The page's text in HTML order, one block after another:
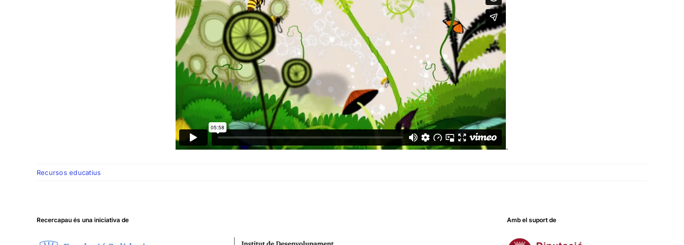
.
Recursos educatius
Recercapau és una iniciativa de Amb el suport de